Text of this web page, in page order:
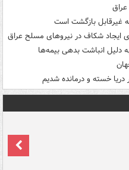
غیرقابل بازگشت است
ایجاد شکاف در نیروهای مسلح عراق
دلیل انباشت بدهی بیمه‌ها